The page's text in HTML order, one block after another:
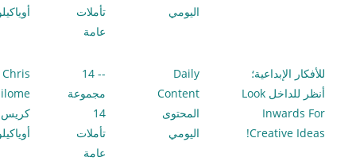
اليومي
تأملات
عامة
للأفكار الإبداعية؛
أنظر للداخل Look
Inwards For
Creative Ideas!
Daily
Content
المحتوى
اليومي
-- 14
مجموعة
14
تأملات
عامة
Chris
كريس